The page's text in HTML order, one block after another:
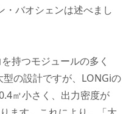
・バオシェンは述べまし
持つモジュールの多く
の設計ですが、LONGiの
㎡小さく、出力密度が